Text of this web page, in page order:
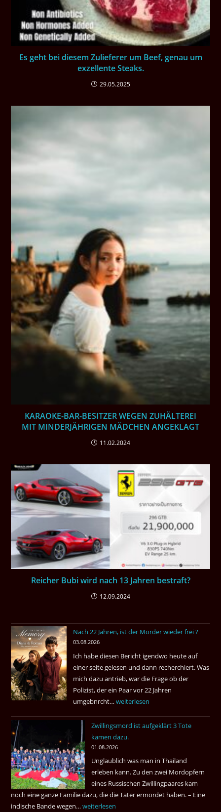
Es geht bei diesem Zulieferer um Beef, genau um
exzellente Steaks.
29.05.2025
KARAOKE-BAR-BESITZER WEGEN ZUHÄLTEREI
MIT MINDERJÄHRIGEN MÄDCHEN ANGEKLAGT
11.02.2024
Reicher Bubi wird nach 13 Jahren bestraft?
12.09.2024
Nach 22 Jahren, ist der Mörder wieder frei ?
03.08.2026
Ich habe diesen Bericht igendwo heute auf
einer seite gelesen und dann recherchiert. Was
mich dazu antrieb, war die Frage ob der
Polizist, der ein Paar vor 22 Jahren
umgebnrcht…Nach
Jahren,
ist
der
Mörder
wieder
frei
?
weiterlesen
Zwillingsmord ist aufgeklärt 3 Tote
kamen dazu.
01.08.2026
Unglaublich was man in Thailand
erleben kann. Zu den zwei Mordopfern
eines Russischen Zwillingpaares kam
noch eine ganze Familie dazu, die die Täter ermordet haben. – Eine
indische Bande wegen…Zwillingsmord
weiterlesen